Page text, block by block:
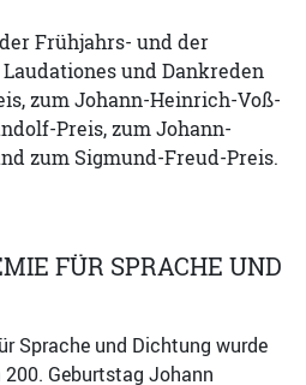
Frühjahrs- und der
und Dankreden
zum Johann-Heinrich-Voß-
Preis, zum Johann-
zum Sigmund-Freud-Preis.
FÜR SPRACHE UND
Sprache und Dichtung wurde
Geburtstag Johann